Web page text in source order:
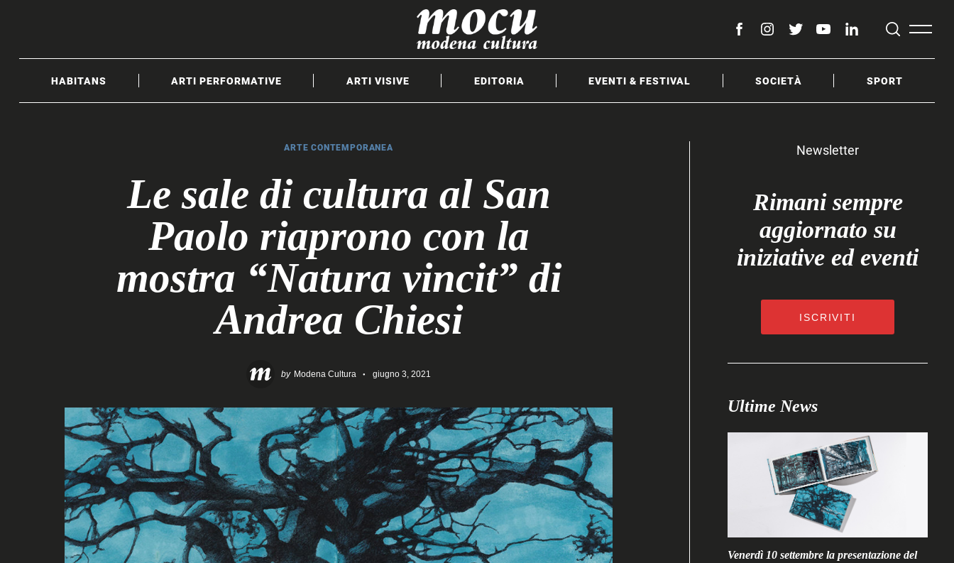
facebookinstagram
twitteryoutubelinkedin
HABITANS ARTI PERFORMATIVE ARTI VISIVE EDITORIA EVENTI & FESTIVAL SOCIETÀ SPORT
ARTE CONTEMPORANEA
Le sale di cultura al San
Paolo riaprono con la
mostra “Natura vincit” di
Andrea Chiesi
by Modena Cultura giugno 3, 2021
Newsletter
Rimani sempre
aggiornato su
iniziative ed eventi
ISCRIVITI
Ultime News
Venerdì 10 settembre la presentazione del